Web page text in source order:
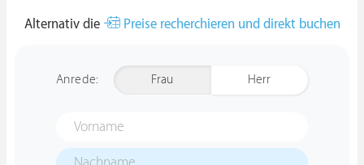
Alternativ die Preise recherchieren und direkt buchen
Anrede: Frau Herr